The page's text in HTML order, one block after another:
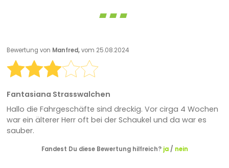
Bewertung von Manfred,vom 25.08.2024
Fantasiana Strasswalchen
Hallo die Fahrgeschäfte sind dreckig. Vor cirga 4 Wochen
war ein älterer Herr oft bei der Schaukel und da war es
sauber.
Fandest Du diese Bewertung hilfreich? ja/ nein